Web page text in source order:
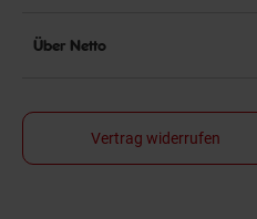
Über Netto
Vertrag widerrufen